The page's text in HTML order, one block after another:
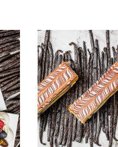
Mille